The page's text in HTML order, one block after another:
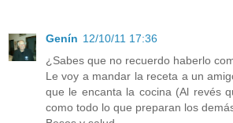
Genín 12/10/11 17:36
¿Sabes que no recuerdo haberlo
Le voy a mandar la receta a un
que le encanta la cocina (Al revés
como todo lo que preparan los